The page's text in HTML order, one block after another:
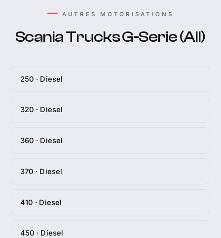
AUTRES MOTORISATIONS
Scania Trucks G-Serie (All)
250 · Diesel
320 · Diesel
360 · Diesel
370 · Diesel
410 · Diesel
450 · Diesel